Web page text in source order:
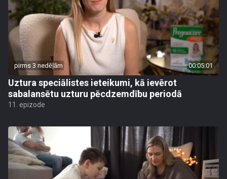
pirms 3 nedēļām 00:05:01
Uztura speciālistes ieteikumi, kā ievērot
sabalansētu uzturu pēcdzemdību periodā
11. epizode